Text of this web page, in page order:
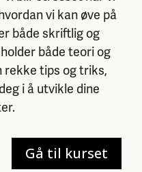
vi kan øve på
både skriftlig og
både teori og
rekke tips og triks,
i å utvikle dine
Gå til kurset